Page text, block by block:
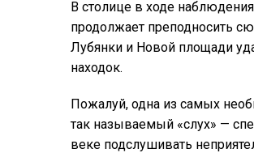
В столице в ходе
продолжает преподносить
Лубянки и Новой площади
находок.
Пожалуй, одна из самых
так называемый «слух» —
веке подслушивать